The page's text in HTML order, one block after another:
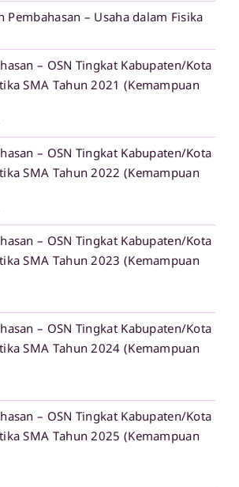
Pembahasan – Usaha dalam Fisika
– OSN Tingkat Kabupaten/Kota
SMA Tahun 2021 (Kemampuan
– OSN Tingkat Kabupaten/Kota
SMA Tahun 2022 (Kemampuan
– OSN Tingkat Kabupaten/Kota
SMA Tahun 2023 (Kemampuan
– OSN Tingkat Kabupaten/Kota
SMA Tahun 2024 (Kemampuan
– OSN Tingkat Kabupaten/Kota
SMA Tahun 2025 (Kemampuan